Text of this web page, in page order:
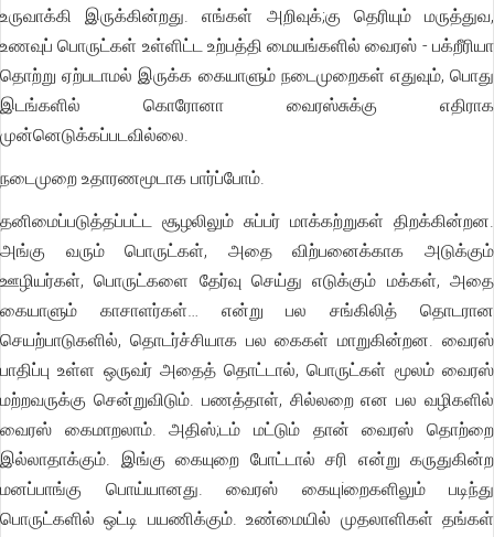
உருவாக்கி இருக்கின்றது. எங்கள் அறிவுக்;கு தெரியும் மருத்துவ,
உணவுப் பொருட்கள் உள்ளிட்ட உற்பத்தி மையங்களில் வைரஸ் - பக்றீரியா
தொற்று ஏற்படாமல் இருக்க கையாளும் நடைமுறைகள் எதுவும், பொது
இடங்களில் கொரோனா வைரஸ்சுக்கு எதிராக
முன்னெடுக்கப்படவில்லை.
நடைமுறை உதாரணமூடாக பார்ப்போம்.
தனிமைப்படுத்தப்பட்ட சூழலிலும் சுப்பர் மாக்கற்றுகள் திறக்கின்றன.
அங்கு வரும் பொருட்கள், அதை விற்பனைக்காக அடுக்கும்
ஊழியர்கள், பொருட்களை தேர்வு செய்து எடுக்கும் மக்கள், அதை
கையாளும் காசாளர்கள்… என்று பல சங்கிலித் தொடரான
செயற்பாடுகளில், தொடர்ச்சியாக பல கைகள் மாறுகின்றன. வைரஸ்
பாதிப்பு உள்ள ஒருவர் அதைத் தொட்டால், பொருட்கள் மூலம் வைரஸ்
மற்றவருக்கு சென்றுவிடும். பணத்தாள், சில்லறை என பல வழிகளில்
வைரஸ் கைமாறலாம். அதிஸ்;டம் மட்டும் தான் வைரஸ் தொற்றை
இல்லாதாக்கும். இங்கு கையுறை போட்டால் சரி என்று கருதுகின்ற
மனப்பாங்கு பொய்யானது. வைரஸ் கையுiறைகளிலும் படிந்து
பொருட்களில் ஒட்டி பயணிக்கும். உண்மையில் முதலாளிகள் தங்கள்